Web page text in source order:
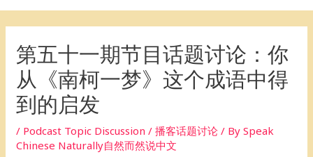
第五十一期节目话题讨论：你
从《南柯一梦》这个成语中得
到的启发
/ Podcast Topic Discussion / 播客话题讨论 / BySpeak
Chinese Naturally自然而然说中文